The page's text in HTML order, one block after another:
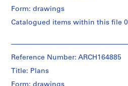
o
u
i
q
e
drawings
Medium:
Technique
/
type:
dessin(s)
Stage
and
Form: drawings
Catalogued items within this file 0
Rousseau
creator)
Reference Number: ARCH164885
Title: Plans